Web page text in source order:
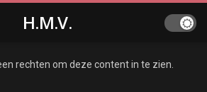
H.M.V.
rechten om deze content in te zien.